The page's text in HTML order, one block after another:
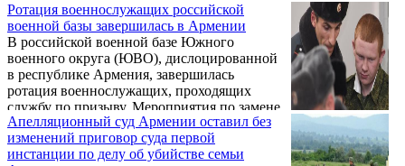
квалификацию, сообщает пресс-служба
ЮВО.
Ротация военнослужащих российской
военной базы завершилась в Армении
В российской военной базе Южного
военного округа (ЮВО), дислоцированной
в республике Армения, завершилась
ротация военнослужащих, проходящих
службу по призыву. Мероприятия по замене
личного состава воинских частей
Гюмрийского и Ереванского гарнизонов
проводилась в течение 2,5 месяцев,
Апелляционный суд Армении оставил без
изменений приговор суда первой
инстанции по делу об убийстве семьи